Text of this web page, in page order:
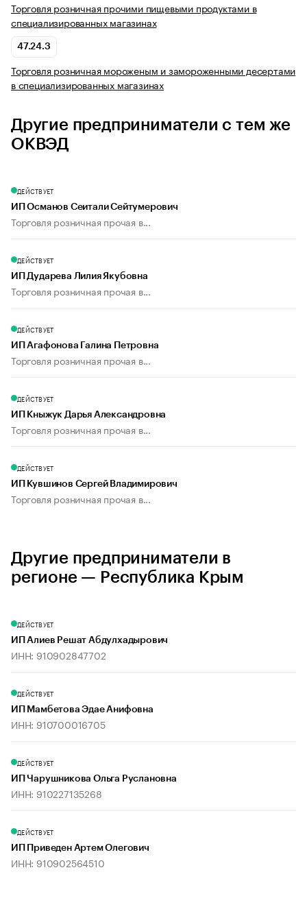
Торговля розничная прочими пищевыми продуктами в
специализированных магазинах
47.24.3
Торговля розничная мороженым и замороженными десертами
в специализированных магазинах
Другие предприниматели с тем же
ОКВЭД
ДЕЙСТВУЕТ
ИП Османов Сеитали Сейтумерович
Торговля розничная прочая в...
ДЕЙСТВУЕТ
ИП Дударева Лилия Якубовна
Торговля розничная прочая в...
ДЕЙСТВУЕТ
ИП Агафонова Галина Петровна
Торговля розничная прочая в...
ДЕЙСТВУЕТ
ИП Кныжук Дарья Александровна
Торговля розничная прочая в...
ДЕЙСТВУЕТ
ИП Кувшинов Сергей Владимирович
Торговля розничная прочая в...
Другие предприниматели в
регионе — Республика Крым
ДЕЙСТВУЕТ
ИП Алиев Решат Абдулхадырович
ИНН: 910902847702
ДЕЙСТВУЕТ
ИП Мамбетова Эдае Анифовна
ИНН: 910700016705
ДЕЙСТВУЕТ
ИП Чарушникова Ольга Руслановна
ИНН: 910227135268
ДЕЙСТВУЕТ
ИП Приведен Артем Олегович
ИНН: 910902564510